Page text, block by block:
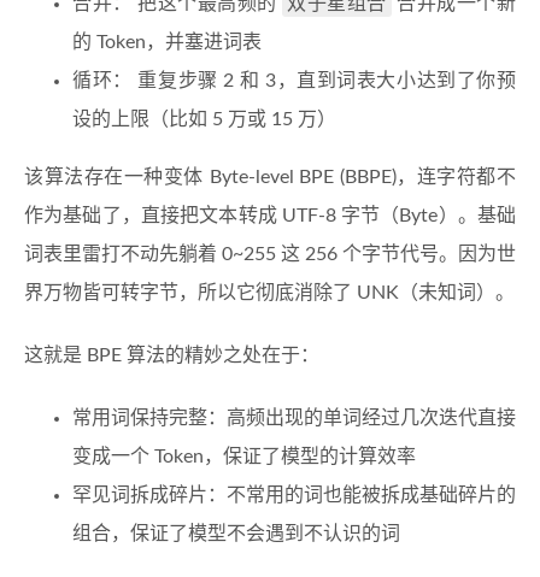
的 Token，并塞进词表
循环： 重复步骤 2 和 3，直到词表大小达到了你预
设的上限（比如 5 万或 15 万）
该算法存在一种变体 Byte-level BPE (BBPE)，连字符都不
作为基础了，直接把文本转成 UTF-8 字节（Byte）。基础
词表里雷打不动先躺着 0~255 这 256 个字节代号。因为世
界万物皆可转字节，所以它彻底消除了 UNK（未知词）。
这就是 BPE 算法的精妙之处在于：
常用词保持完整：高频出现的单词经过几次迭代直接
变成一个 Token，保证了模型的计算效率
罕见词拆成碎片：不常用的词也能被拆成基础碎片的
组合，保证了模型不会遇到不认识的词